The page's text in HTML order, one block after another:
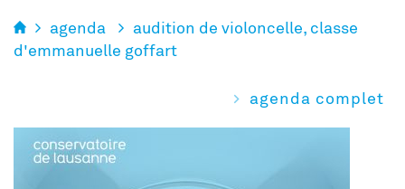
agenda
audition de violoncelle, classe
d'emmanuelle goffart
agenda complet